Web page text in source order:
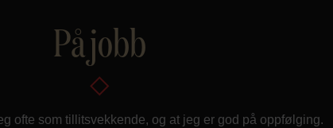
På jobb
ofte som tillitsvekkende, og at jeg er god på oppfølging.